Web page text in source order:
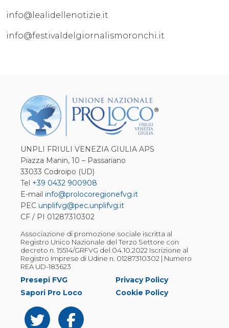
info@lealidellenotizie.it
info@festivaldelgiornalismoronchi.it
UNPLI FRIULI VENEZIA GIULIA APS
Piazza Manin, 10 – Passariano
33033 Codroipo (UD)
Tel +39 0432 900908
E-mail info@prolocoregionefvg.it
PEC unplifvg@pec.unplifvg.it
CF / PI 01287310302
Associazione di promozione sociale iscritta al
Registro Unico Nazionale del Terzo Settore con
decreto n. 15514/GRFVG del 04.10.2022 Iscrizione al
Registro Imprese di Udine n. 01287310302 | Numero
REA UD-183623
Presepi FVG
Sapori Pro Loco
Privacy Policy
Cookie Policy